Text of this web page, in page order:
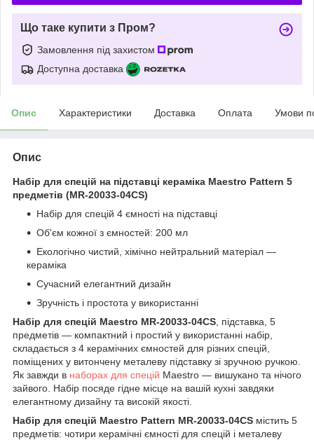
Що таке купити з Пром?
Замовлення під захистом
Доступна доставка
Опис Характеристики Доставка Оплата Умови
Опис
Набір для спецій на підставці кераміка Maestro Pattern 5
предметів (MR-20033-04CS)
Набір для спецій 4 ємності на підставці
Об'єм кожної з ємностей: 200 мл
Екологічно чистий, хімічно нейтральний матеріал —
кераміка
Сучасний елегантний дизайн
Зручність і простота у використанні
Набір для спецій Maestro MR-20033-04CS , підставка, 5
предметів — компактний і простий у використанні набір,
складається з 4 керамічних ємностей для різних спецій,
поміщених у витончену металеву підставку зі зручною ручкою.
Як завжди в наборах для спецій Maestro — вишукано та нічого
зайвого. Набір посяде гідне місце на вашій кухні завдяки
елегантному дизайну та високій якості.
Набір для спецій Maestro Pattern MR-20033-04CS містить 5
предметів: чотири керамічні ємності для спецій і металеву